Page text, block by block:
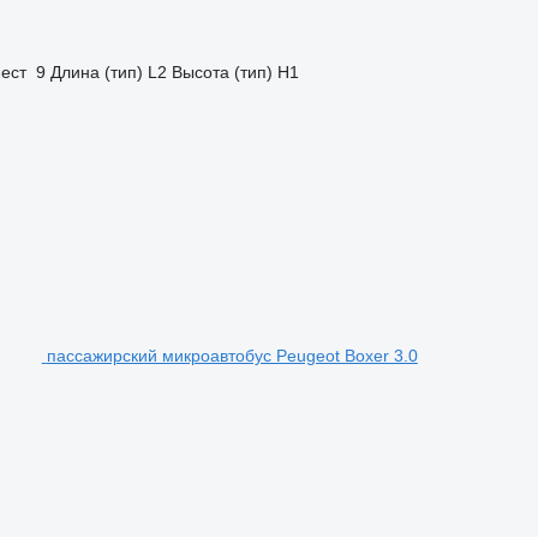
9 Длина (тип) L2 Высота (тип) H1
пассажирский микроавтобус Peugeot Boxer 3.0